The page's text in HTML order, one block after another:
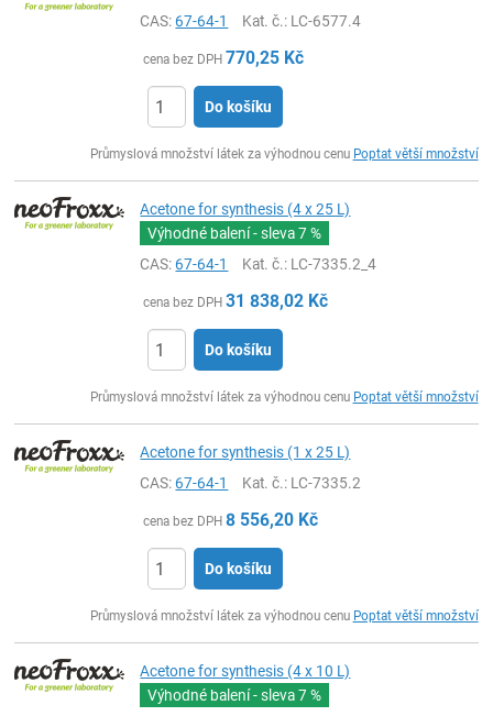
CAS:67-64-1 Kat. č.: LC-6577.4
cena bez DPH 770,25 Kč
Do košíku
Průmyslová množství látek za výhodnou cenu Poptat větší množství
Acetone for synthesis (4 x 25 L)
Výhodné balení - sleva7 %
CAS:67-64-1 Kat. č.: LC-7335.2_4
cena bez DPH 31 838,02 Kč
Do košíku
Průmyslová množství látek za výhodnou cenu Poptat větší množství
Acetone for synthesis (1 x 25 L)
CAS:67-64-1 Kat. č.: LC-7335.2
cena bez DPH 8 556,20 Kč
Do košíku
Průmyslová množství látek za výhodnou cenu Poptat větší množství
Acetone for synthesis (4 x 10 L)
Výhodné balení - sleva7 %